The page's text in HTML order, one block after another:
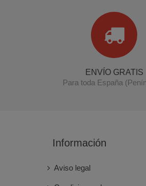
ENVÍO GRATIS
Para toda España
Información
Aviso legal